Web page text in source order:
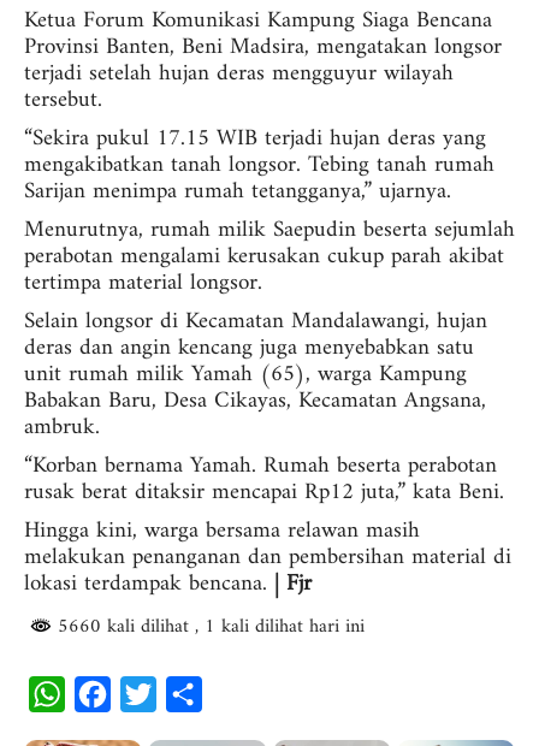
Ketua Forum Komunikasi Kampung Siaga Bencana
Provinsi Banten, Beni Madsira, mengatakan longsor
terjadi setelah hujan deras mengguyur wilayah
tersebut.
“Sekira pukul 17.15 WIB terjadi hujan deras yang
mengakibatkan tanah longsor. Tebing tanah rumah
Sarijan menimpa rumah tetangganya,” ujarnya.
Menurutnya, rumah milik Saepudin beserta sejumlah
perabotan mengalami kerusakan cukup parah akibat
tertimpa material longsor.
Selain longsor di Kecamatan Mandalawangi, hujan
deras dan angin kencang juga menyebabkan satu
unit rumah milik Yamah (65), warga Kampung
Babakan Baru, Desa Cikayas, Kecamatan Angsana,
ambruk.
“Korban bernama Yamah. Rumah beserta perabotan
rusak berat ditaksir mencapai Rp12 juta,” kata Beni.
Hingga kini, warga bersama relawan masih
melakukan penanganan dan pembersihan material di
lokasi terdampak bencana. | Fjr
5660 kali dilihat, 1 kali dilihat hari ini
W